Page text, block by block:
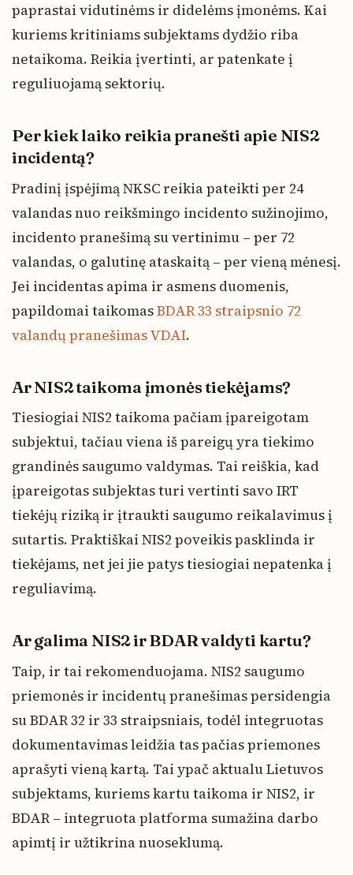
paprastai vidutinėms ir didelėms įmonėms. Kai
kuriems kritiniams subjektams dydžio riba
netaikoma. Reikia įvertinti, ar patenkate į
reguliuojamą sektorių.
Per kiek laiko reikia pranešti apie NIS2
incidentą?
Pradinį įspėjimą NKSC reikia pateikti per 24
valandas nuo reikšmingo incidento sužinojimo,
incidento pranešimą su vertinimu – per 72
valandas, o galutinę ataskaitą – per vieną mėnesį.
Jei incidentas apima ir asmens duomenis,
papildomai taikomasBDAR 33 straipsnio 72
valandų pranešimas VDAI.
Ar NIS2 taikoma įmonės tiekėjams?
Tiesiogiai NIS2 taikoma pačiam įpareigotam
subjektui, tačiau viena iš pareigų yra tiekimo
grandinės saugumo valdymas. Tai reiškia, kad
įpareigotas subjektas turi vertinti savo IRT
tiekėjų riziką ir įtraukti saugumo reikalavimus į
sutartis. Praktiškai NIS2 poveikis pasklinda ir
tiekėjams, net jei jie patys tiesiogiai nepatenka į
reguliavimą.
Ar galima NIS2 ir BDAR valdyti kartu?
Taip, ir tai rekomenduojama. NIS2 saugumo
priemonės ir incidentų pranešimas persidengia
su BDAR 32 ir 33 straipsniais, todėl integruotas
dokumentavimas leidžia tas pačias priemones
aprašyti vieną kartą. Tai ypač aktualu Lietuvos
subjektams, kuriems kartu taikoma ir NIS2, ir
BDAR – integruota platforma sumažina darbo
apimtį ir užtikrina nuoseklumą.